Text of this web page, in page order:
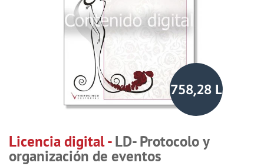
758,28 L
Licencia digital -LD- Protocolo y
organización de eventos